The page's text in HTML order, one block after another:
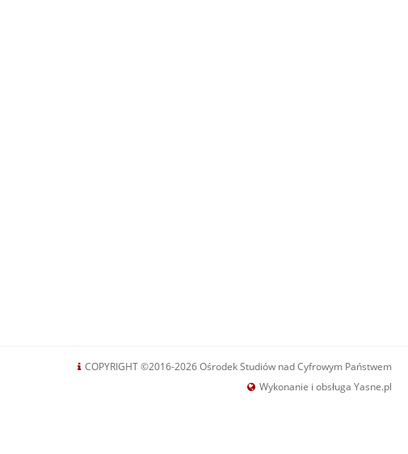
COPYRIGHT ©2016-2026 Ośrodek Studiów nad Cyfrowym Państwem
Wykonanie i obsługa Yasne.pl